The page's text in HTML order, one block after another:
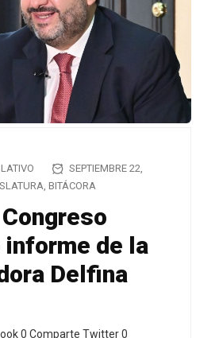
SEPTIEMBRE 22,
BITÁCORA
informe de la
Delfina
0 Comparte Twitter 0